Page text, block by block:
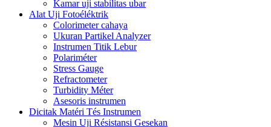
Kamar uji stabilitas ubar
Alat Uji Fotoéléktrik
Colorimeter cahaya
Ukuran Partikel Analyzer
Instrumen Titik Lebur
Polariméter
Stress Gauge
Refractometer
Turbidity Méter
Asesoris instrumen
Dicitak Matéri Tés Instrumen
Mesin Uji Résistansi Gesekan